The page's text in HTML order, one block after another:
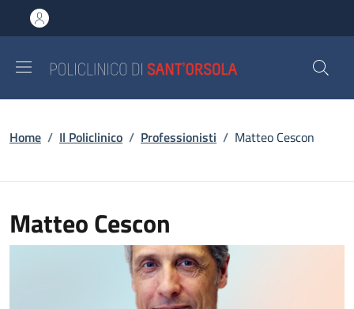
al contenuto principale
to footer content
Briciole di pane
Home / Il Policlinico / Professionisti / Matteo Cescon
Matteo Cescon